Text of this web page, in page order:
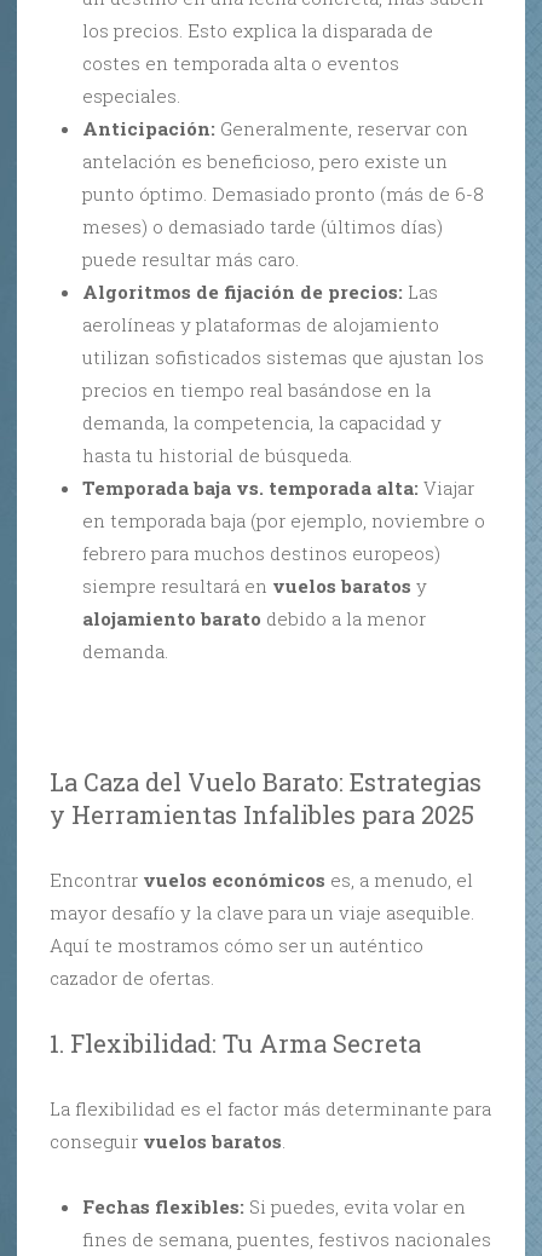
los precios. Esto explica la disparada de
costes en temporada alta o eventos
especiales.
Anticipación: Generalmente, reservar con
antelación es beneficioso, pero existe un
punto óptimo. Demasiado pronto (más de 6-8
meses) o demasiado tarde (últimos días)
puede resultar más caro.
Algoritmos de fijación de precios: Las
aerolíneas y plataformas de alojamiento
utilizan sofisticados sistemas que ajustan los
precios en tiempo real basándose en la
demanda, la competencia, la capacidad y
hasta tu historial de búsqueda.
Temporada baja vs. temporada alta: Viajar
en temporada baja (por ejemplo, noviembre o
febrero para muchos destinos europeos)
siempre resultará en vuelos baratos y
alojamiento barato debido a la menor
demanda.
La Caza del Vuelo Barato: Estrategias
y Herramientas Infalibles para 2025
Encontrar vuelos económicos es, a menudo, el
mayor desafío y la clave para un viaje asequible.
Aquí te mostramos cómo ser un auténtico
cazador de ofertas.
1. Flexibilidad: Tu Arma Secreta
La flexibilidad es el factor más determinante para
conseguir vuelos baratos.
Fechas flexibles: Si puedes, evita volar en
fines de semana, puentes, festivos nacionales